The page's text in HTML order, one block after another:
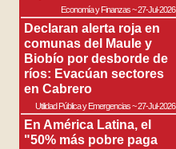
Economía y Finanzas~27-Jul-2026
Declaran alerta roja en
comunas del Maule y
Biobío por desborde de
ríos: Evacúan sectores
en Cabrero
Utilidad Pública y Emergencias~27-Jul-2026
En América Latina, el
"50% más pobre paga